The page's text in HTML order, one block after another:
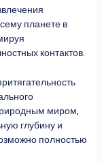
планете в
контактов.
миром,
глубину и
полностью